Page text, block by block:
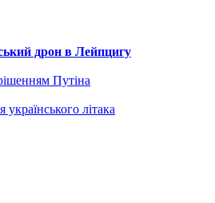
дрон в Лейпцигу
Путіна
літака